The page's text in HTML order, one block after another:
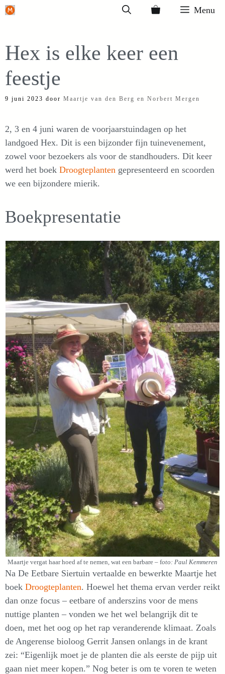
Ga
inhoud
Menu
Hex is elke keer een
feestje
9 juni 2023 door Maartje van den Berg en Norbert Mergen
2, 3 en 4 juni waren de voorjaarstuindagen op het
landgoed Hex. Dit is een bijzonder fijn tuinevenement,
zowel voor bezoekers als voor de standhouders. Dit keer
werd het boek Droogteplanten gepresenteerd en scoorden
we een bijzondere mierik.
Boekpresentatie
Maartje vergat haar hoed af te nemen, wat een barbare – foto: Paul Kemmeren
Na De Eetbare Siertuin vertaalde en bewerkte Maartje het
boek Droogteplanten. Hoewel het thema ervan verder reikt
dan onze focus – eetbare of anderszins voor de mens
nuttige planten – vonden we het wel belangrijk dit te
doen, met het oog op het rap veranderende klimaat. Zoals
de Angerense bioloog Gerrit Jansen onlangs in de krant
zei: “Eigenlijk moet je de planten die als eerste de pijp uit
gaan niet meer kopen.” Nog beter is om te voren te weten